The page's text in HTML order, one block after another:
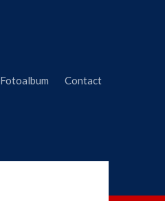
Fotoalbum Contact